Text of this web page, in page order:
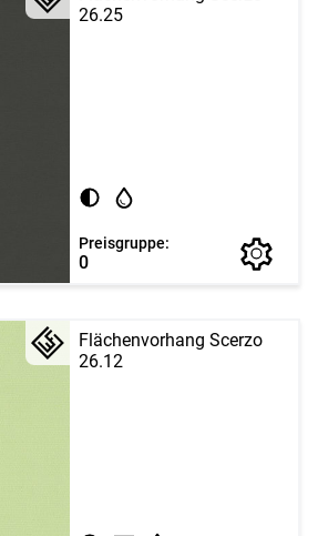
26.25
Preisgruppe:
0
Flächenvorhang Scerzo
26.12